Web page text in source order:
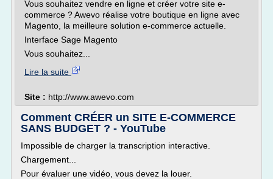
Vous souhaitez vendre en ligne et créer votre site e-
commerce ? Awevo réalise votre boutique en ligne avec
Magento, la meilleure solution e-commerce actuelle.
Interface Sage Magento
Vous souhaitez...
Lire la suite
Site : http://www.awevo.com
Comment CRÉER un SITE E-COMMERCE
SANS BUDGET ? - YouTube
Impossible de charger la transcription interactive.
Chargement...
Pour évaluer une vidéo, vous devez la louer.